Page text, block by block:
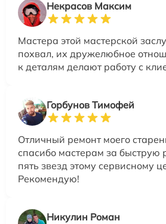
Некрасов Максим
Мастера этой мастерской
похвал, их дружелюбное
к деталям делают работу с
Горбунов Тимофей
Отличный ремонт моего
спасибо мастерам за быструю
пять звезд этому сервисному
Рекомендую!
Никулин Роман